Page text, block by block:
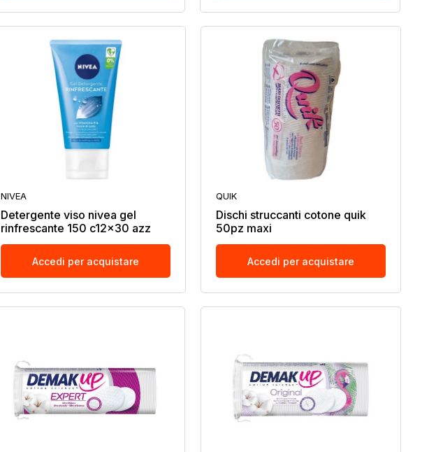
NIVEA
Detergente viso nivea gel
rinfrescante 150 c12x30 azz
Accedi per acquistare
QUIK
Dischi struccanti cotone quik
50pz maxi
Accedi per acquistare